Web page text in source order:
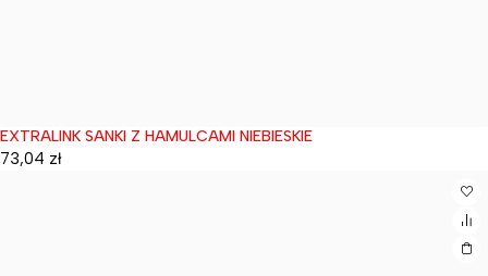
Wyprzedane
EXTRALINK SANKI Z HAMULCAMI NIEBIESKIE
73,04 zł